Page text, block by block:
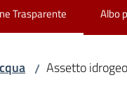
Trasparente Albo
/ Assetto